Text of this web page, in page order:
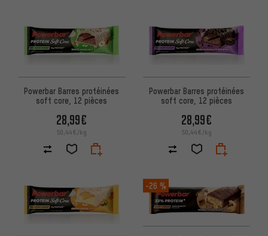
Powerbar Barres protéinées
soft core, 12 pièces
28,99€
50,44€/kg
Powerbar Barres protéinées
soft core, 12 pièces
28,99€
50,44€/kg
-26 %